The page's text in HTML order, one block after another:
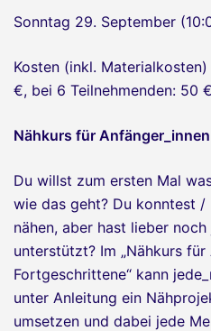
Sonntag 29. September
Kosten (inkl.
€, bei 6 Teilnehmenden: 50 €
Nähkurs für
Du willst zum ersten Mal
wie das geht? Du konntest
nähen, aber hast lieber
unterstützt? Im „Nähkurs für
Fortgeschrittene“ kann
unter Anleitung ein
umsetzen und dabei jede